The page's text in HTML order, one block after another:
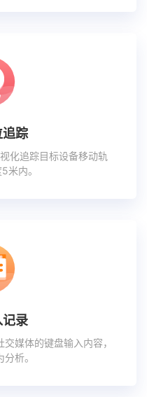
追踪
化追踪目标设备移动轨
米内。
录
媒体的键盘输入内容，
析。